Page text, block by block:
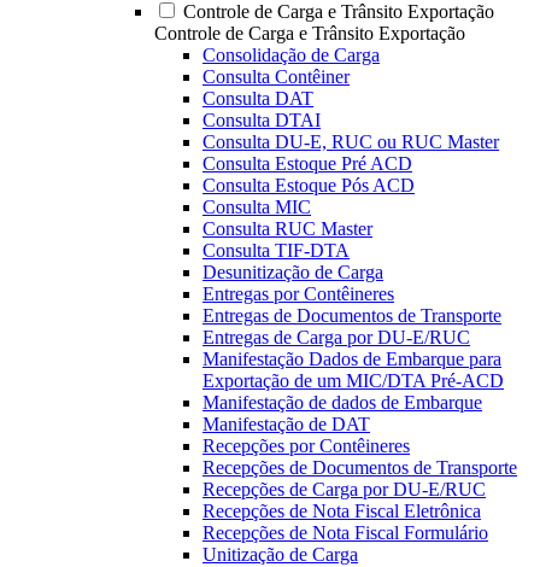
Controle de Carga e Trânsito Exportação
Controle de Carga e Trânsito Exportação
Consolidação de Carga
Consulta Contêiner
Consulta DAT
Consulta DTAI
Consulta DU-E, RUC ou RUC Master
Consulta Estoque Pré ACD
Consulta Estoque Pós ACD
Consulta MIC
Consulta RUC Master
Consulta TIF-DTA
Desunitização de Carga
Entregas por Contêineres
Entregas de Documentos de Transporte
Entregas de Carga por DU-E/RUC
Manifestação Dados de Embarque para
Exportação de um MIC/DTA Pré-ACD
Manifestação de dados de Embarque
Manifestação de DAT
Recepções por Contêineres
Recepções de Documentos de Transporte
Recepções de Carga por DU-E/RUC
Recepções de Nota Fiscal Eletrônica
Recepções de Nota Fiscal Formulário
Unitização de Carga